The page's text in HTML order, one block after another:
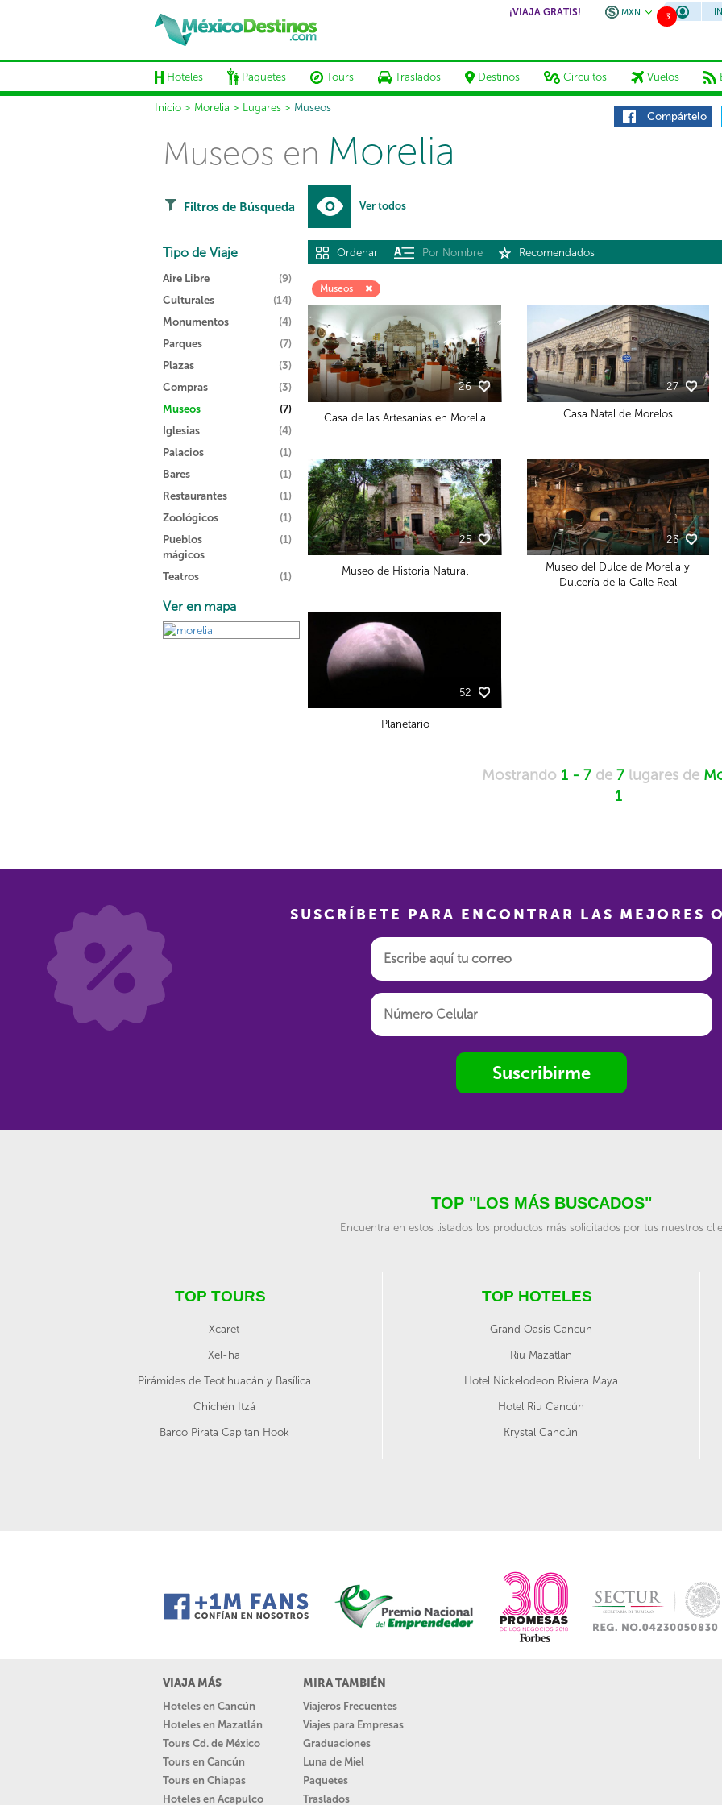
¡VIAJA GRATIS! MXN 3
Hoteles Paquetes Tours Traslados Destinos Circuitos Vuelos
Inicio > Morelia > Lugares > Museos
Compártelo
Museos en Morelia
Ver todos
Filtros de Búsqueda
Tipo de Viaje
Aire Libre
(9)
Culturales
(14)
Monumentos
(4)
Parques
(7)
Plazas
(3)
Compras
(3)
Museos
(7)
Iglesias
(4)
Palacios
(1)
Bares
(1)
Restaurantes
(1)
Zoológicos
(1)
Pueblos
mágicos
(1)
Teatros (1)
Ver en mapa
Ordenar Por Nombre Recomendados
Museos
26
Casa de las Artesanías en Morelia
27
Casa Natal de Morelos
25
Museo de Historia Natural
23
Museo del Dulce de Morelia y
Dulcería de la Calle Real
52
Planetario
Mostrando 1 - 7de 7lugares de
1
SUSCRÍBETE PARA ENCONTRAR LAS MEJORES
Suscribirme
TOP "LOS MÁS BUSCADOS"
Encuentra en estos listados los productos más solicitados por tus nuestros
TOP TOURS
Xcaret
Xel-ha
Pirámides de Teotihuacán y Basílica
Chichén Itzá
Barco Pirata Capitan Hook
TOP HOTELES
Grand Oasis Cancun
Riu Mazatlan
Hotel Nickelodeon Riviera Maya
Hotel Riu Cancún
Krystal Cancún
VIAJA MÁS
Hoteles en Cancún
Hoteles en Mazatlán
Tours Cd. de México
Tours en Cancún
Tours en Chiapas
Hoteles en Acapulco
MIRA TAMBIÉN
Viajeros Frecuentes
Viajes para Empresas
Graduaciones
Luna de Miel
Paquetes
Traslados